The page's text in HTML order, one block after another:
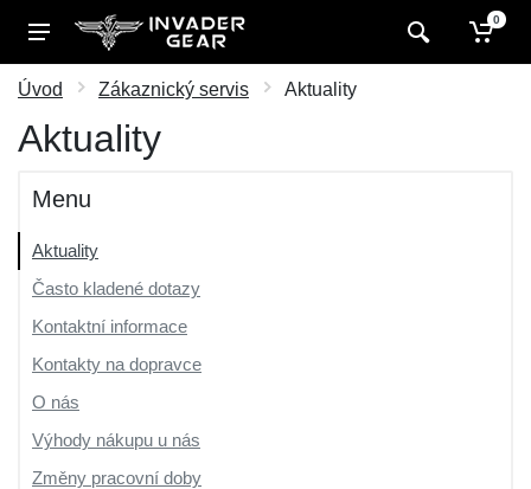
0
Úvod Zákaznický servis Aktuality
Aktuality
Menu
Aktuality
Často kladené dotazy
Kontaktní informace
Kontakty na dopravce
O nás
Výhody nákupu u nás
Změny pracovní doby